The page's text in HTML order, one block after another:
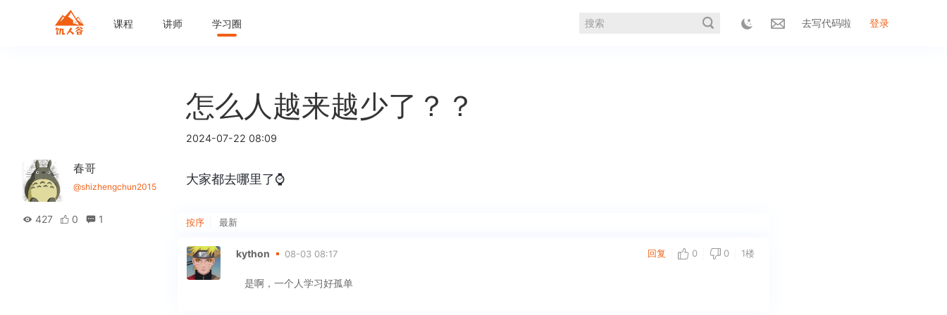
课程 讲师 学习圈 去写代码啦 登录
怎么人越来越少了？？
2024-07-22 08:09
大家都去哪里了⌚️
春哥
@shizhengchun2015
427 0 1 按序 最新
kython 08-03 08:17 回复 0 0 1楼
是啊，一个人学习好孤单